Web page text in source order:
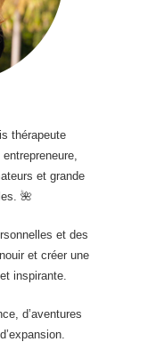
thérapeute
et grande
🌺
et des
et créer une
inspirante.
d’aventures